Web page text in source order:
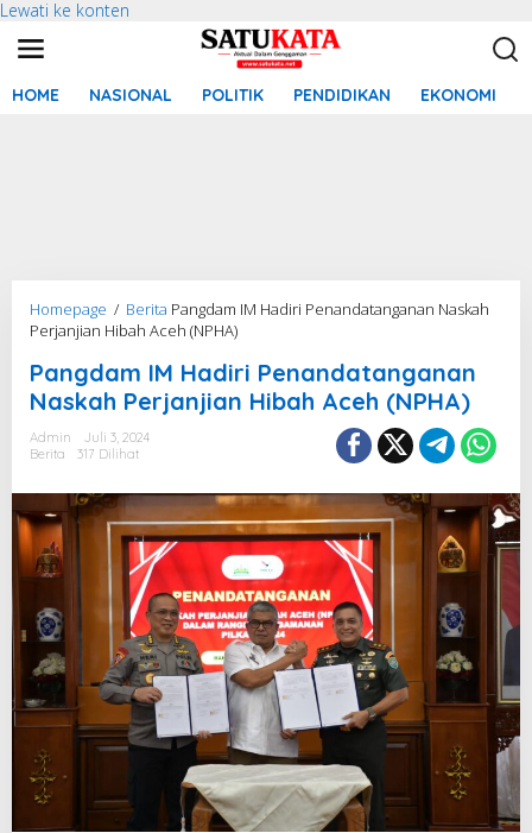
Lewati ke konten
HOME NASIONAL POLITIK PENDIDIKAN EKONOMI
Homepage / Berita Pangdam IM Hadiri Penandatanganan Naskah
Perjanjian Hibah Aceh (NPHA)
Pangdam IM Hadiri Penandatanganan
Naskah Perjanjian Hibah Aceh (NPHA)
Admin
Juli 3, 2024
Berita
317 Dilihat